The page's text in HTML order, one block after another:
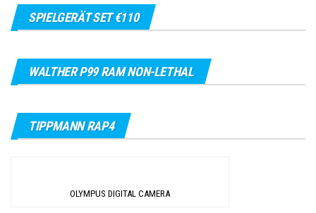
SPIELGERÄT SET €110
WALTHER P99 RAM NON-LETHAL
TIPPMANN RAP4
OLYMPUS DIGITAL CAMERA